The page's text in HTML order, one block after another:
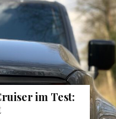
im Test: